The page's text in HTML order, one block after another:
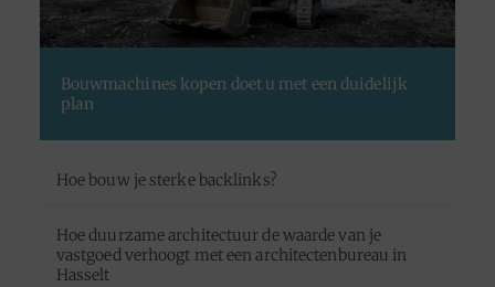
Bouwmachines kopen doet u met een duidelijk
plan
Hoe bouw je sterke backlinks?
Hoe duurzame architectuur de waarde van je
vastgoed verhoogt met een architectenbureau in
Hasselt